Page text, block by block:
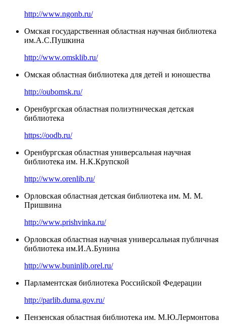
http://www.ngonb.ru/
Омская государственная областная научная библиотека
им.А.С.Пушкина
http://www.omsklib.ru/
Омская областная библиотека для детей и юношества
http://oubomsk.ru/
Оренбургская областная полиэтническая детская
библиотека
https://oodb.ru/
Оренбургская областная универсальная научная
библиотека им. Н.К.Крупской
http://www.orenlib.ru/
Орловская областная детская библиотека им. М. М.
Пришвина
http://www.prishvinka.ru/
Орловская областная научная универсальная публичная
библиотека им.И.А.Бунина
http://www.buninlib.orel.ru/
Парламентская библиотека Российской Федерации
http://parlib.duma.gov.ru/
Пензенская областная библиотека им. М.Ю.Лермонтова